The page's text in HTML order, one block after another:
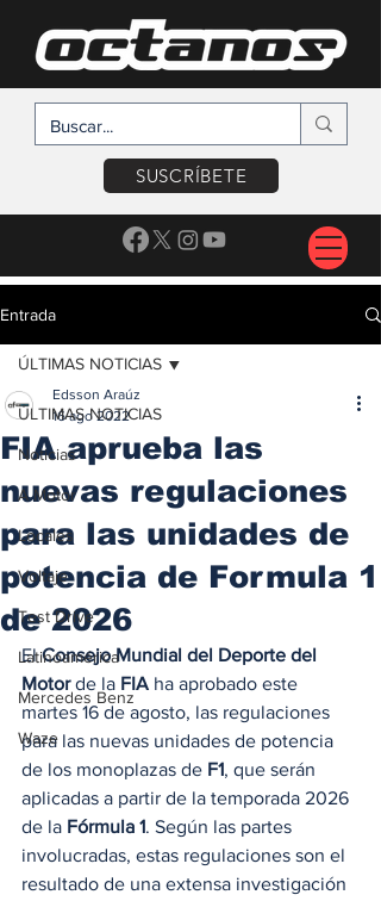
SUSCRÍBETE
Entrada
ÚLTIMAS NOTICIAS
Noticias
A Motor
Locales
Voltaje
Test Drive
Latinoamérica
Mercedes Benz
Waze
ÚLTIMAS NOTICIAS
FIA aprueba las
nuevas regulaciones
para las unidades de
potencia de Formula 1
de 2026
Edsson Araúz
16 ago 2022
El Consejo Mundial del Deporte del
Motor de la FIA ha aprobado este
martes 16 de agosto, las regulaciones
para las nuevas unidades de potencia
de los monoplazas de F1, que serán
aplicadas a partir de la temporada 2026
de la Fórmula 1. Según las partes
involucradas, estas regulaciones son el
resultado de una extensa investigación